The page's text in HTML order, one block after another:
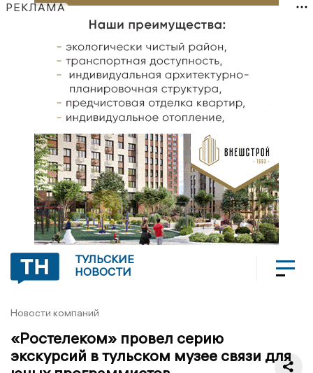
РЕКЛАМА
ТУЛЬСКИЕ
НОВОСТИ
Новости компаний
«Ростелеком» провел серию
экскурсий в тульском музее связи для